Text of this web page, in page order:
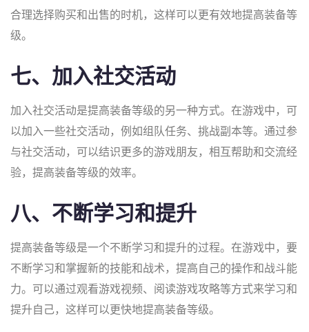
合理选择购买和出售的时机，这样可以更有效地提高装备等
级。
七、加入社交活动
加入社交活动是提高装备等级的另一种方式。在游戏中，可
以加入一些社交活动，例如组队任务、挑战副本等。通过参
与社交活动，可以结识更多的游戏朋友，相互帮助和交流经
验，提高装备等级的效率。
八、不断学习和提升
提高装备等级是一个不断学习和提升的过程。在游戏中，要
不断学习和掌握新的技能和战术，提高自己的操作和战斗能
力。可以通过观看游戏视频、阅读游戏攻略等方式来学习和
提升自己，这样可以更快地提高装备等级。